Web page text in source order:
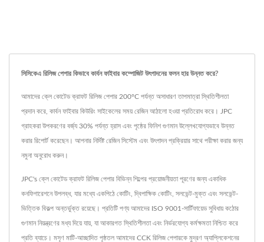
সিসিকেএ রিলিজ পেপার কিভাবে কার্বন ফাইবার কম্পোজিট উৎপাদনের ফলন হার উন্নত করে?
আমাদের ক্লে কোটেড ক্রাফট রিলিজ পেপার 200°C পর্যন্ত অসাধারণ তাপমাত্রা স্থিতিশীলতা
প্রদান করে, কার্বন ফাইবার কিউরিং সাইকেলের সময় রেজিন আঠালো হওয়া প্রতিরোধ করে। JPC
গ্রাহকরা উপকরণের বর্জ্য 30% পর্যন্ত হ্রাস এবং পৃষ্ঠের ফিনিশ গুণমান উল্লেখযোগ্যভাবে উন্নত
করার রিপোর্ট করেছেন। আপনার নির্দিষ্ট রেজিন সিস্টেম এবং উৎপাদন প্রক্রিয়ার সাথে পরীক্ষা করার জন্য
নমুনা অনুরোধ করুন।
JPC's ক্লে কোটেড ক্রাফট রিলিজ পেপার বিভিন্ন শিল্পের প্রয়োজনীয়তা পূরণের জন্য একাধিক
কনফিগারেশনে উপলব্ধ, যার মধ্যে একপিঠে কোটিং, দ্বিপাক্ষিক কোটিং, সলভেন্ট-মুক্ত এবং সলভেন্ট-
ভিত্তিক বিকল্প অন্তর্ভুক্ত রয়েছে। প্রতিটি পণ্য আমাদের ISO 9001-সার্টিফায়েড সুবিধায় কঠোর
গুণমান নিয়ন্ত্রণের মধ্য দিয়ে যায়, যা আকারগত স্থিতিশীলতা এবং নির্ভরযোগ্য কর্মক্ষমতা নিশ্চিত করে
প্রতি ব্যাচে। মসৃণ মাটি-আচ্ছাদিত পৃষ্ঠতল আমাদের CCK রিলিজ পেপারকে মুদ্রণ অ্যাপ্লিকেশনের